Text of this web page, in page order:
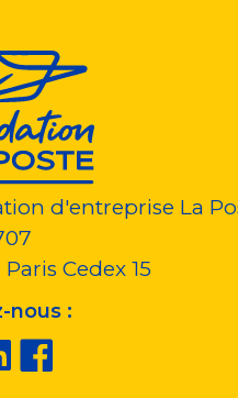
d'entreprise La
Paris Cedex 15
nous :